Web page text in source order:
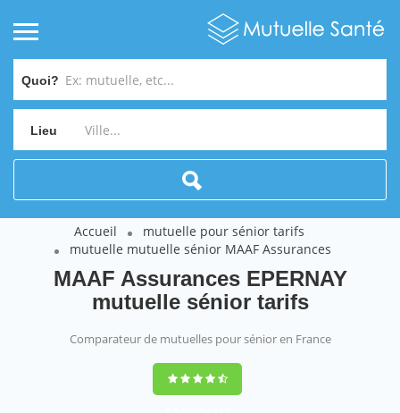
Quoi?
Lieu
Accueil
mutuelle pour sénior tarifs
mutuelle mutuelle sénior MAAF Assurances
MAAF Assurances EPERNAY
mutuelle sénior tarifs
Comparateur de mutuelles pour sénior en France